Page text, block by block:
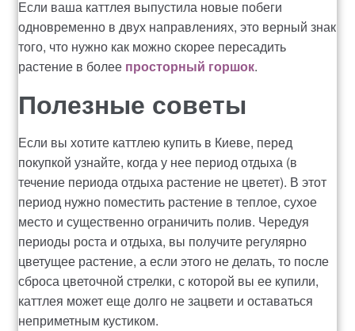
Если ваша каттлея выпустила новые побеги
одновременно в двух направлениях, это верный знак
того, что нужно как можно скорее пересадить
растение в более просторный горшок.
Полезные советы
Если вы хотите каттлею купить в Киеве, перед
покупкой узнайте, когда у нее период отдыха (в
течение периода отдыха растение не цветет). В этот
период нужно поместить растение в теплое, сухое
место и существенно ограничить полив. Чередуя
периоды роста и отдыха, вы получите регулярно
цветущее растение, а если этого не делать, то после
сброса цветочной стрелки, с которой вы ее купили,
каттлея может еще долго не зацвети и оставаться
неприметным кустиком.